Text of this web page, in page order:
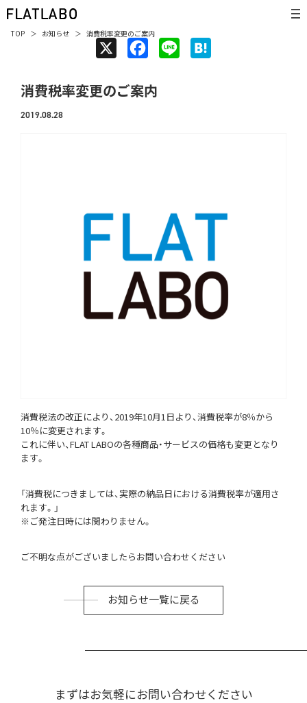
TOP お知らせ 消費税率変更のご案内
c
消費税率変更のご案内
2019.08.28
消費税法の改正により、2019年10月1日より、消費税率が8％から
10％に変更されます。
これに伴い、FLAT LABOの各種商品・サービスの価格も変更となり
ます。
「消費税につきましては、実際の納品日における消費税率が適用さ
れます。」
※ご発注日時には関わりません。
ご不明な点がございましたらお問い合わせください
お知らせ一覧に戻る
まずはお気軽にお問い合わせください